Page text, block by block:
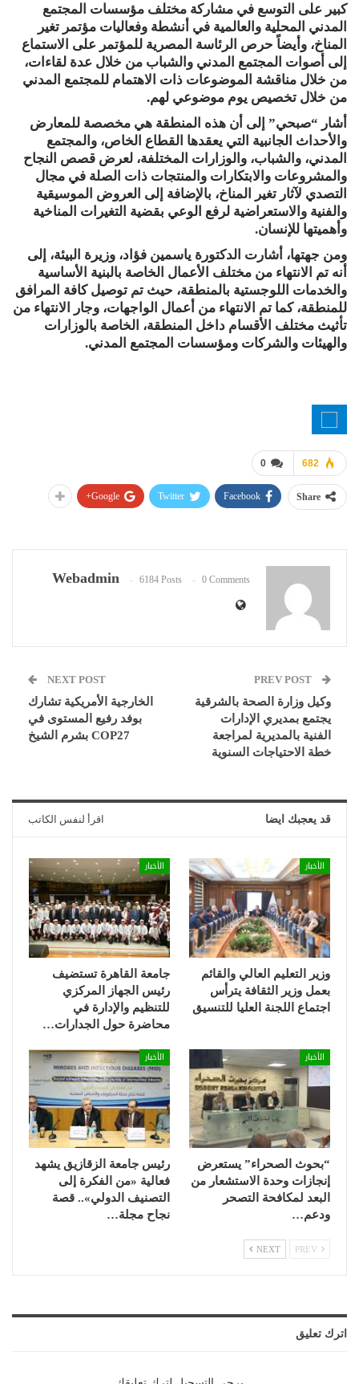
كبير على التوسع في مشاركة مختلف مؤسسات المجتمع
المدني المحلية والعالمية في أنشطة وفعاليات مؤتمر تغير
المناخ، وأيضاً حرص الرئاسة المصرية للمؤتمر على الاستماع
إلى أصوات المجتمع المدني والشباب من خلال عدة لقاءات،
من خلال مناقشة الموضوعات ذات الاهتمام للمجتمع المدني
من خلال تخصيص يوم موضوعي لهم.
أشار “صبحي” إلى أن هذه المنطقة هي مخصصة للمعارض
والأحداث الجانبية التي يعقدها القطاع الخاص، والمجتمع
المدني، والشباب، والوزارات المختلفة، لعرض قصص النجاح
والمشروعات والابتكارات والمنتجات ذات الصلة في مجال
التصدي لآثار تغير المناخ، بالإضافة إلى العروض الموسيقية
والفنية والاستعراضية لرفع الوعي بقضية التغيرات المناخية
وأهميتها للإنسان.
ومن جهتها، أشارت الدكتورة ياسمين فؤاد، وزيرة البيئة، إلى
أنه تم الانتهاء من مختلف الأعمال الخاصة بالبنية الأساسية
والخدمات اللوجستية بالمنطقة، حيث تم توصيل كافة المرافق
للمنطقة، كما تم الانتهاء من أعمال الواجهات، وجار الانتهاء من
تأثيث مختلف الأقسام داخل المنطقة، الخاصة بالوزارات
والهيئات والشركات ومؤسسات المجتمع المدني.
0 682
Share
Facebook
Twitter
Google+
Webadmin 6184 Posts 0 Comments
وكيل وزارة الصحة بالشرقية
يجتمع بمديري الإدارات
الفنية بالمديرية لمراجعة
خطة الاحتياجات السنوية
NEXT POST
الخارجية الأمريكية تشارك
بوفد رفيع المستوى في
COP27 بشرم الشيخ
قد يعجبك ايضا اقرأ لنفس الكاتب
الأخبار
وزير التعليم العالي والقائم
بعمل وزير الثقافة يترأس
اجتماع اللجنة العليا للتنسيق
الأخبار
جامعة القاهرة تستضيف
رئيس الجهاز المركزي
للتنظيم والإدارة في
محاضرة حول الجدارات…
الأخبار
“بحوث الصحراء” يستعرض
إنجازات وحدة الاستشعار من
البعد لمكافحة التصحر
ودعم…
الأخبار
رئيس جامعة الزقازيق يشهد
فعالية «من الفكرة إلى
التصنيف الدولي».. قصة
نجاح مجلة…
NEXT
اترك تعليق